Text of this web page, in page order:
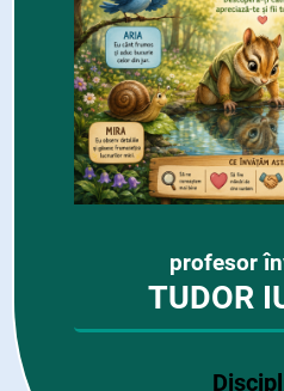
profesor
TUDOR